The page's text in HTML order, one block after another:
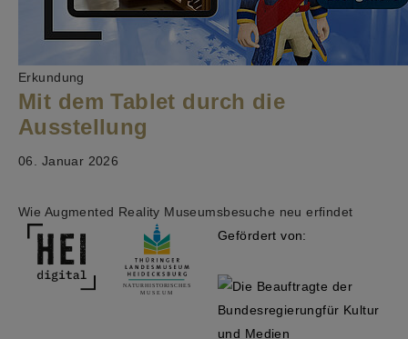
Erkundung
Mit dem Tablet durch die
Ausstellung
06. Januar 2026
Wie Augmented Reality Museumsbesuche neu erfindet
Gefördert von: